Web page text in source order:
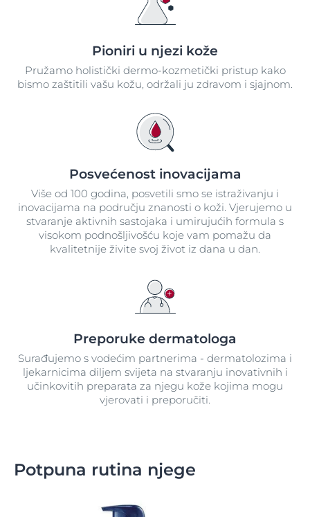
Pioniri u njezi kože
Pružamo holistički dermo-kozmetički pristup kako
bismo zaštitili vašu kožu, održali ju zdravom i sjajnom.
Posvećenost inovacijama
Više od 100 godina, posvetili smo se istraživanju i
inovacijama na području znanosti o koži. Vjerujemo u
stvaranje aktivnih sastojaka i umirujućih formula s
visokom podnošljivošću koje vam pomažu da
kvalitetnije živite svoj život iz dana u dan.
Preporuke dermatologa
Surađujemo s vodećim partnerima - dermatolozima i
ljekarnicima diljem svijeta na stvaranju inovativnih i
učinkovitih preparata za njegu kože kojima mogu
vjerovati i preporučiti.
Potpuna rutina njege